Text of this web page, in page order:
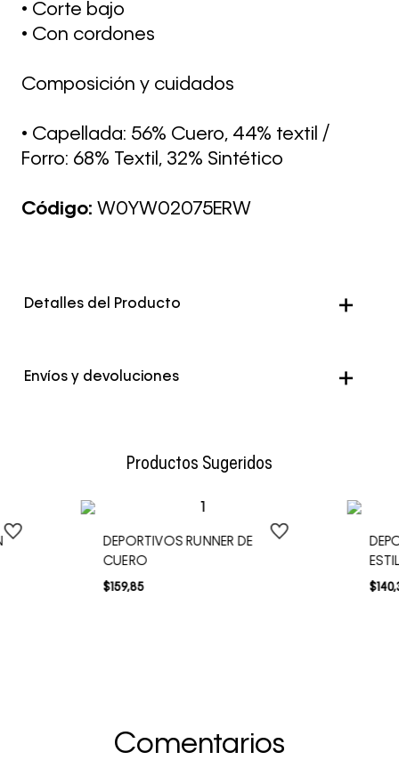
• Corte bajo
• Con cordones
Composición y cuidados
• Capellada: 56% Cuero, 44% textil /
Forro: 68% Textil, 32% Sintético
Código: W0YW02075ERW
Detalles del Producto
Envíos y devoluciones
Productos Sugeridos
DEPORTIVOS RUNNER DE
CUERO
$159,85 $140,
Comentarios